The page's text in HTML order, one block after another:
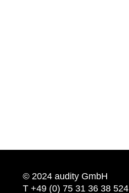
© 2024 audity GmbH
T +49 (0) 75 31 36 38 524